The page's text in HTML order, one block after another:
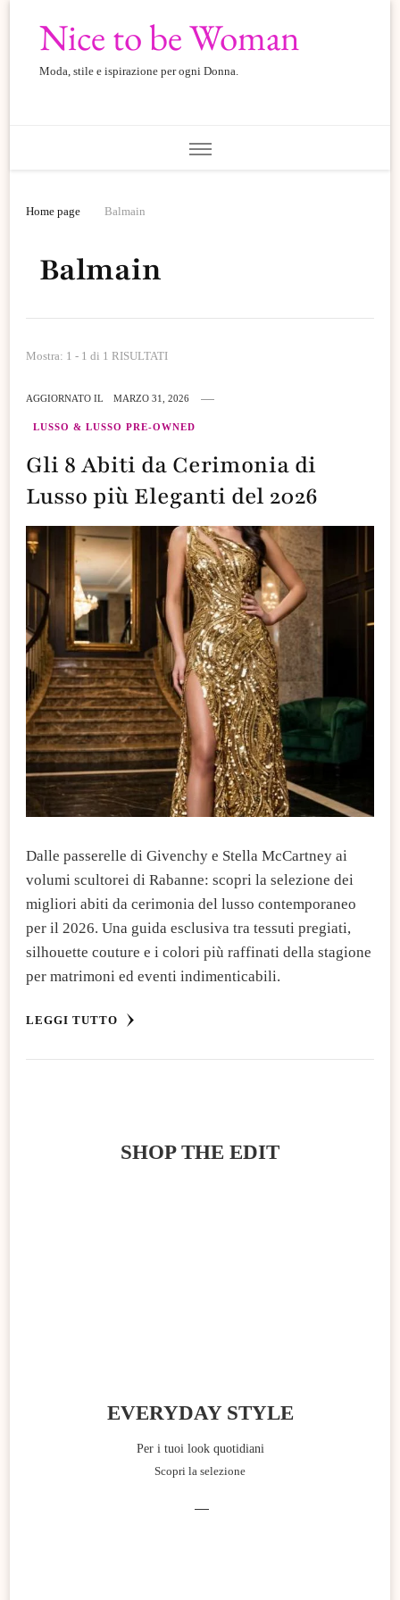
Nice to be Woman
Moda, stile e ispirazione per ogni Donna.
Home page Balmain
Balmain
Mostra: 1 - 1 di 1 RISULTATI
AGGIORNATO IL MARZO 31, 2026
LUSSO & LUSSO PRE-OWNED
Gli 8 Abiti da Cerimonia di
Lusso più Eleganti del 2026
​Dalle passerelle di Givenchy e Stella McCartney ai
volumi scultorei di Rabanne: scopri la selezione dei
migliori abiti da cerimonia del lusso contemporaneo
per il 2026. Una guida esclusiva tra tessuti pregiati,
silhouette couture e i colori più raffinati della stagione
per matrimoni ed eventi indimenticabili.
LEGGI TUTTO
SHOP THE EDIT
EVERYDAY STYLE
Per i tuoi look quotidiani
Scopri la selezione